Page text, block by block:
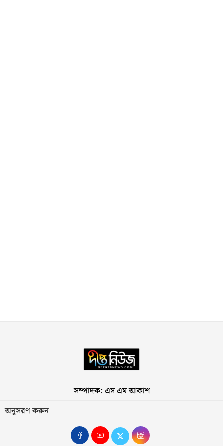
সম্পাদক: এস এম আকাশ
অনুসরণ করুন